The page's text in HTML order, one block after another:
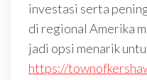
investasi serta
di regional Amerika
jadi opsi menarik
https://